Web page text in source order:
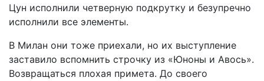
Цун исполнили четверную подкрутку и безупречно
исполнили все элементы.
В Милан они тоже приехали, но их выступление
заставило вспомнить строчку из «Юноны и Авось».
Возвращаться плохая примета. До своего